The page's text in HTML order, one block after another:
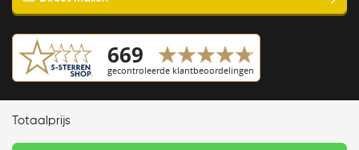
Totaalprijs
AYA
Copyright © 2023 Slaapspecialist van Ellen